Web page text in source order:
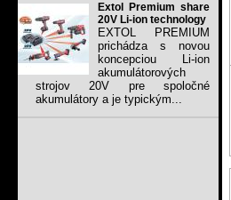
Extol Premium share
20V Li-ion technology
EXTOL PREMIUM
prichádza s novou
koncepciou Li-ion
akumulátorových
strojov 20V pre spoločné
akumulátory a je typickým...